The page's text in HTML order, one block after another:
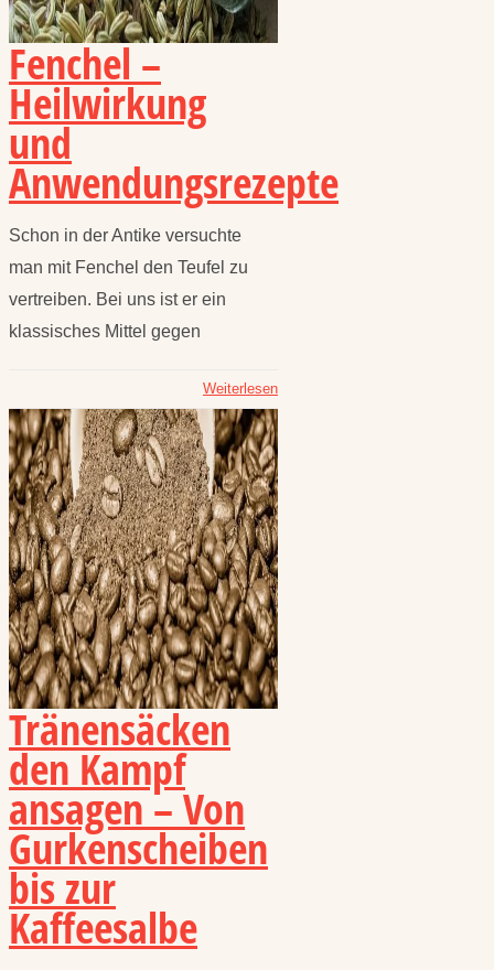
Fenchel –
Heilwirkung
und
Anwendungsrezepte
Schon in der Antike versuchte
man mit Fenchel den Teufel zu
vertreiben. Bei uns ist er ein
klassisches Mittel gegen
Weiterlesen
Tränensäcken
den Kampf
ansagen – Von
Gurkenscheiben
bis zur
Kaffeesalbe